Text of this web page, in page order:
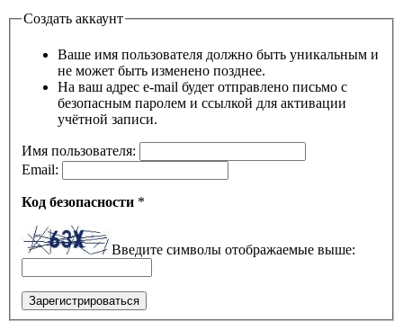
Создать аккаунт
Ваше имя пользователя должно быть уникальным и
не может быть изменено позднее.
На ваш адрес e-mail будет отправлено письмо с
безопасным паролем и ссылкой для активации
учётной записи.
Имя пользователя:
Email:
Код безопасности *
Введите символы отображаемые выше:
Зарегистрироваться